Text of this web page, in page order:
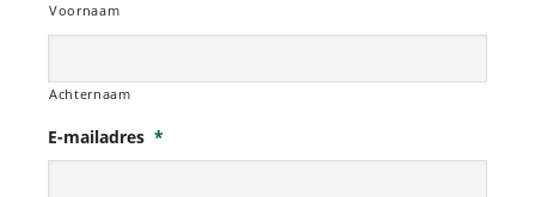
Voornaam
Achternaam
E-mailadres *